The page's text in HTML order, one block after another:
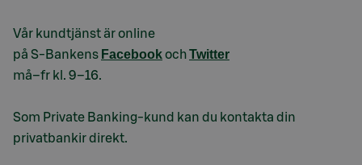
Vår kundtjänst är online
på S-Bankens FacebookochTwitter
må–fr kl. 9–16.
Som Private Banking-kund kan du kontakta din
privatbankir direkt.